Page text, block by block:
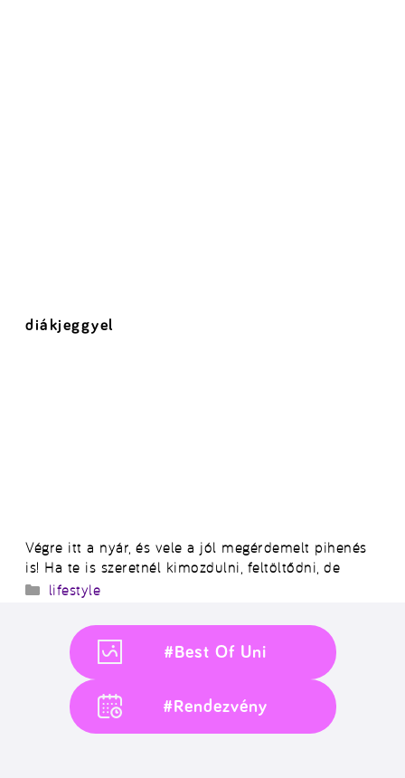
diákjeggyel
Végre itt a nyár, és vele a jól megérdemelt pihenés
is! Ha te is szeretnél kimozdulni, feltöltődni, de
Kategória
lifestyle
#Best Of Uni
#Rendezvény